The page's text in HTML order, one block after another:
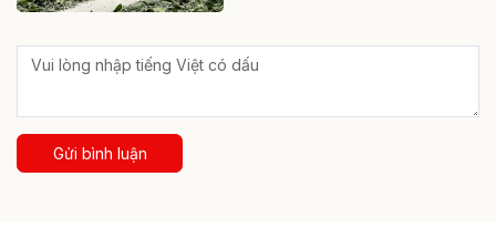
Gửi bình luận